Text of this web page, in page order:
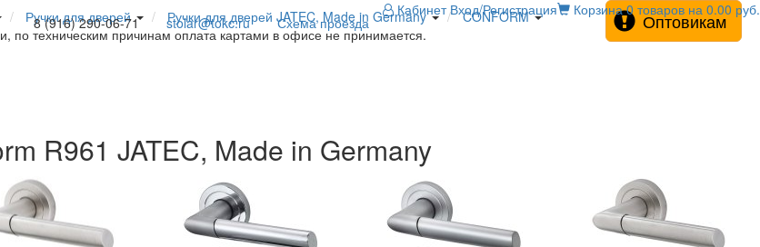
8 (916) 290-06-71 stolar@tokc.ru Схема проезда
Кабинет Вход/Регистрация Корзина 0 товаров на 0.00 руб.
Ручки для дверей Ручки для дверей JATEC, Made in Germany
CONFORM
по техническим причинам оплата картами в офисе не принимается.
Оптовикам
R961 JATEC, Made in Germany